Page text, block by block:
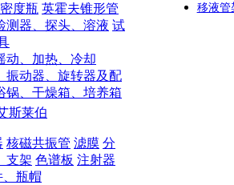
密度瓶 英霍夫锥形管
测器、探头、溶液 试
动、加热、冷却
振动器、旋转器及配
锅、干燥箱、培养箱
核磁共振管 滤膜 分
支架 色谱板 注射器
、瓶帽
移液管
斯莱伯